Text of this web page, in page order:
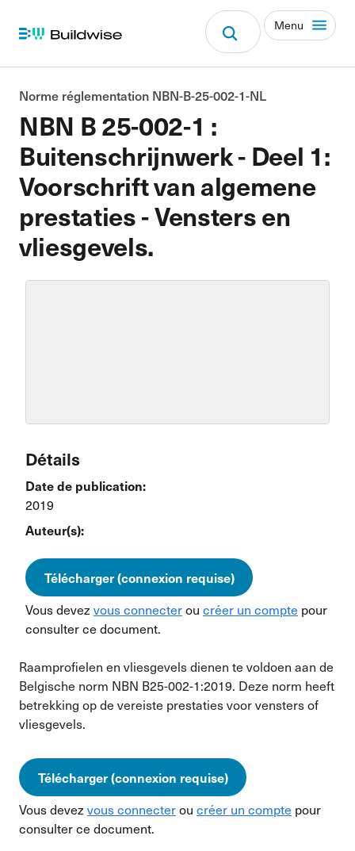
Menu
NBN B 25-002-1 :
Buitenschrijnwerk - Deel 1:
Voorschrift van algemene
prestaties - Vensters en
vliesgevels.
Norme réglementation NBN-B-25-002-1-NL
Détails
Date de publication:
2019
Auteur(s):
Télécharger (connexion requise)
Vous devez vous connecterou créer un compte pour
consulter ce document.
Raamprofielen en vliesgevels dienen te voldoen aan de
Belgische norm NBN B25-002-1:2019. Deze norm heeft
betrekking op de vereiste prestaties voor vensters of
vliesgevels.
Télécharger (connexion requise)
Vous devez vous connecterou créer un compte pour
consulter ce document.